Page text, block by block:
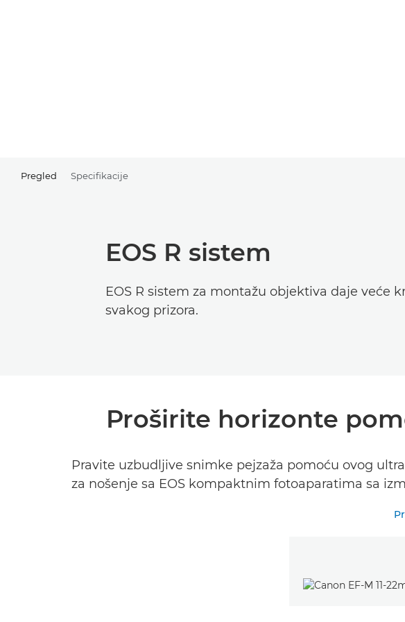
Pregled Specifikacije
EOS R sistem
EOS R sistem za montažu objektiva daje veće
svakog prizora.
Proširite horizonte
Pravite uzbudljive snimke pejzaža pomoću ovog
za nošenje sa EOS kompaktnim fotoaparatima sa